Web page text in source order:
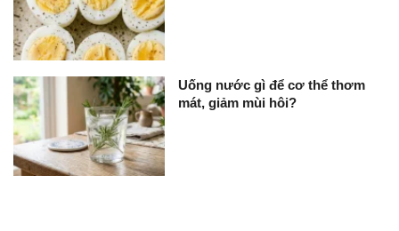
Uống nước gì để cơ thể thơm
mát, giảm mùi hôi?